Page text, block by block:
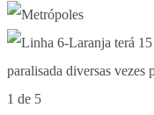
1 de 5